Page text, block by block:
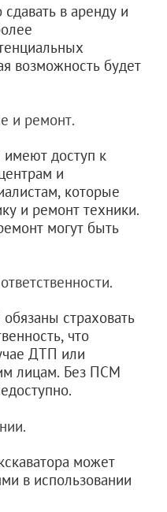
в аренду и
возможность будет
и ремонт.
доступ к
и
которые
и ремонт техники.
могут быть
страховать
что
ДТП или
лицам. Без ПСМ
может
в использовании